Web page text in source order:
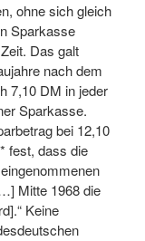
ohne sich gleich
Sparkasse
Das galt
nach dem
7,10 DM in jeder
Sparkasse.
bei 12,10
fest, dass die
Mitte 1968 die
Keine